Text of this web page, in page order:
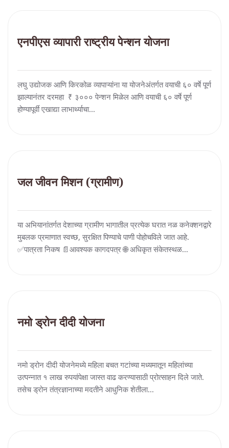
एनपीएस व्यापारी राष्ट्रीय पेन्शन योजना
लघु उद्योजक आणि किरकोळ व्यापाऱ्यांना या योजनेअंतर्गत वयाची ६० वर्षे पूर्ण
झाल्यानंतर दरमहा ₹ ३००० पेन्शन मिळेल आणि वयाची ६० वर्षे पूर्ण
होण्यापूर्वी एखाद्या लाभार्थ्याचा...
जल जीवन मिशन (ग्रामीण)
या अभियानांतर्गत देशाच्या ग्रामीण भागातील प्रत्येक घरात नळ कनेक्शनद्वारे
मुबलक प्रमाणात स्वच्छ, सुरक्षित पिण्याचे पाणी पोहोचविले जात आहे.
✅पात्रता निकष 📄आवश्यक कागदपत्र 🌐 अधिकृत संकेतस्थळ...
नमो ड्रोन दीदी योजना
नमो ड्रोन दीदी योजनेमध्ये महिला बचत गटांच्या मध्यमातून महिलांच्या
उत्पन्नात १ लाख रुपयांपेक्षा जास्त वाढ करण्यासाठी प्रोत्साहन दिले जाते.
तसेच ड्रोन तंत्रज्ञानाच्या मदतीने आधुनिक शेतीला...